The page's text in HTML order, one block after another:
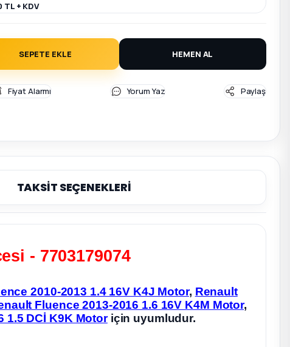
TL + KDV
SEPETE EKLE HEMEN AL
Fiyat Alarmı Yorum Yaz Paylaş
TAKSİT SEÇENEKLERİ
- 7703179074
2010-2013 1.4 16V K4J Motor, Renault
Fluence 2013-2016 1.6 16V K4M Motor,
1.5 DCİ K9K Motoriçin uyumludur.